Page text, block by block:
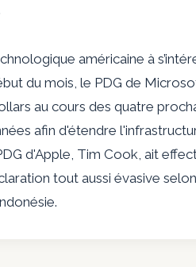
américaine à
du mois, le PDG de
au cours des quatre
afin d'étendre
d'Apple, Tim Cook, ait
tout aussi évasive